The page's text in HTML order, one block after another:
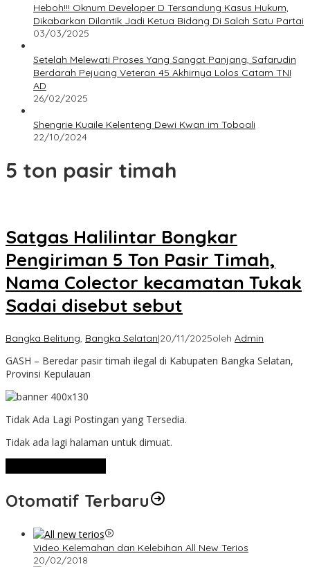
Heboh!!! Oknum Developer D Tersandung Kasus Hukum,
Dikabarkan Dilantik Jadi Ketua Bidang Di Salah Satu Partai
03/03/2025
Setelah Melewati Proses Yang Sangat Panjang, Safarudin
Berdarah Pejuang Veteran 45 Akhirnya Lolos Catam TNI
AD
26/02/2025
Shengrie Kuaile Kelenteng Dewi Kwan im Toboali
22/10/2024
5 ton pasir timah
Satgas Halilintar Bongkar
Pengiriman 5 Ton Pasir Timah,
Nama Colector kecamatan Tukak
Sadai disebut sebut
Bangka Belitung, Bangka Selatan|20/11/2025oleh Admin
GASH – Beredar pasir timah ilegal di Kabupaten Bangka Selatan,
Provinsi Kepulauan
Tidak Ada Lagi Postingan yang Tersedia.
Tidak ada lagi halaman untuk dimuat.
Otomatif Terbaru
Video Kelemahan dan Kelebihan All New Terios
20/02/2018